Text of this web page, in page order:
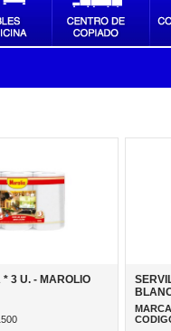
* 3 U. - MAROLIO
MARCA